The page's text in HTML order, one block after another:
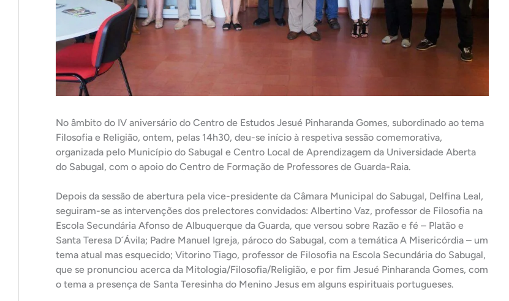
No âmbito do IV aniversário do Centro de Estudos Jesué Pinharanda Gomes, subordinado ao tema
Filosofia e Religião, ontem, pelas 14h30, deu-se início à respetiva sessão comemorativa,
organizada pelo Município do Sabugal e Centro Local de Aprendizagem da Universidade Aberta
do Sabugal, com o apoio do Centro de Formação de Professores de Guarda-Raia.
Depois da sessão de abertura pela vice-presidente da Câmara Municipal do Sabugal, Delfina Leal,
seguiram-se as intervenções dos prelectores convidados: Albertino Vaz, professor de Filosofia na
Escola Secundária Afonso de Albuquerque da Guarda, que versou sobre Razão e fé – Platão e
Santa Teresa D´Ávila; Padre Manuel Igreja, pároco do Sabugal, com a temática A Misericórdia – um
tema atual mas esquecido; Vitorino Tiago, professor de Filosofia na Escola Secundária do Sabugal,
que se pronunciou acerca da Mitologia/Filosofia/Religião, e por fim Jesué Pinharanda Gomes, com
o tema a presença de Santa Teresinha do Menino Jesus em alguns espirituais portugueses.